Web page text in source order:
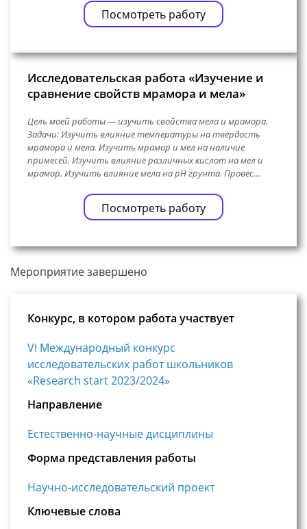
Посмотреть работу
Исследовательская работа «Изучение и
сравнение свойств мрамора и мела»
Цель моей работы — изучить свойства мела и мрамора.
Задачи: Изучить влияние температуры на твердость
мрамора и мела. Изучить мрамор и мел на наличие
примесей. Изучить влияние различных кислот на мел и
мрамор. Изучить влияние мела на pH грунта. Провес…
Посмотреть работу
Мероприятие завершено
Конкурс, в котором работа участвует
VI Международный конкурс
исследовательских работ школьников
«Research start 2023/2024»
Направление
Естественно-научные дисциплины
Форма представления работы
Научно-исследовательский проект
Ключевые слова